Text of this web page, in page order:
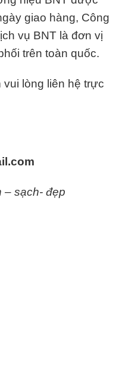
giao hàng, Công
vụ BNT là đơn vị
trên toàn quốc.
lòng liên hệ trực
– sạch- đẹp